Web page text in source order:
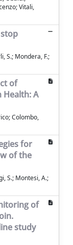
Vitali,
S.; Mondera, F.;
of
A
Colombo,
for
of the
S.; Montesi, A.;
of
study